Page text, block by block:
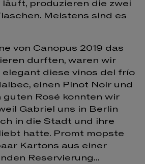
produzieren die zwei
Meistens sind es
von Canopus 2019 das
durften, waren wir
diese vinos del frío
einen Pinot Noir und
guten Rosé konnten wir
Gabriel uns in Berlin
in die Stadt und ihre
hatte. Promt mopste
Kartons aus einer
Reservierung...